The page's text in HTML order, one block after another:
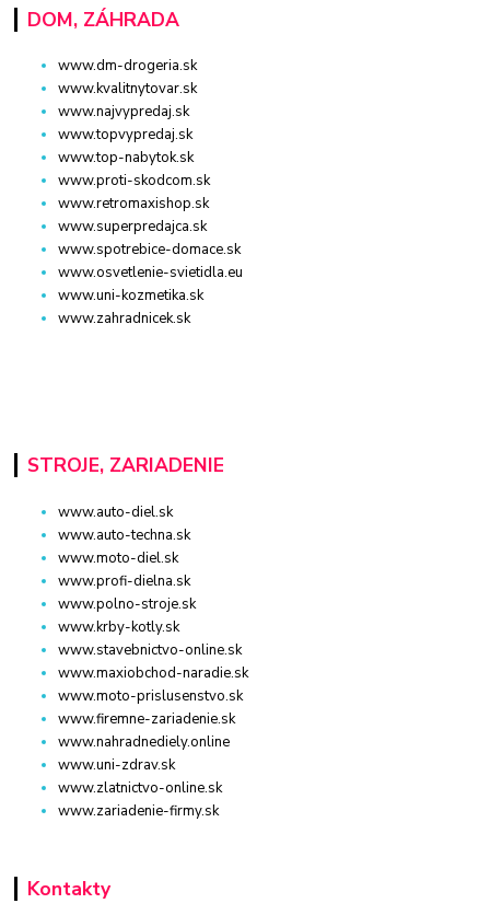
DOM, ZÁHRADA
www.dm-drogeria.sk
www.kvalitnytovar.sk
www.najvypredaj.sk
www.topvypredaj.sk
www.top-nabytok.sk
www.proti-skodcom.sk
www.retromaxishop.sk
www.superpredajca.sk
www.spotrebice-domace.sk
www.osvetlenie-svietidla.eu
www.uni-kozmetika.sk
www.zahradnicek.sk
STROJE, ZARIADENIE
www.auto-diel.sk
www.auto-techna.sk
www.moto-diel.sk
www.profi-dielna.sk
www.polno-stroje.sk
www.krby-kotly.sk
www.stavebnictvo-online.sk
www.maxiobchod-naradie.sk
www.moto-prislusenstvo.sk
www.firemne-zariadenie.sk
www.nahradnediely.online
www.uni-zdrav.sk
www.zlatnictvo-online.sk
www.zariadenie-firmy.sk
Kontakty